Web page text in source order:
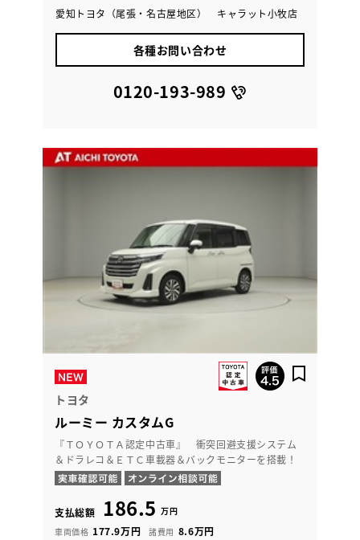
愛知トヨタ（尾張・名古屋地区） キャラット小牧店
各種お問い合わせ
0120-193-989
トヨタ
ルーミー カスタムG
『ＴＯＹＯＴＡ認定中古車』 衝突回避支援システム
＆ドラレコ＆ＥＴＣ車載器＆バックモニターを搭載！
支払総額 186.5 万円
車両価格 177.9万円 諸費用 8.6万円